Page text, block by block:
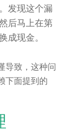
发现这个漏
后马上在第
成现金。
导致，这种问
下面提到的